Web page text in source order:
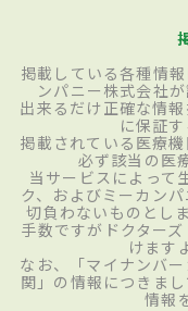
掲載している各種情
ンパニー株式会社
出来るだけ正確な情
に保証
掲載されている医療
必ず該当の医
当サービスによって
ク、およびミーカン
切負わないものとし
手数ですがドクター
けます
なお、「マイナンバ
関」の情報につきま
情報